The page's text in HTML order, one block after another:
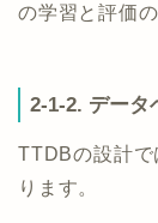
の学習と評価
2-1-2. データ
TTDBの設計で
ります。